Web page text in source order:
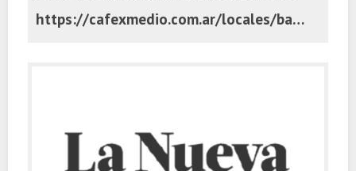
https://cafexmedio.com.ar/locales/bahia-abriga-crecio-un-30-la-demanda-de-ayuda-por-el-frio-y-mas-de-la-mitad-de-los-inscriptos-afirma-haber-pasado-hambre/